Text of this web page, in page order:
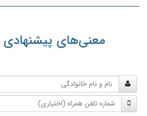
معنی‌های پیشنهادی
و
نام
خانوادگی
شماره
تلفن